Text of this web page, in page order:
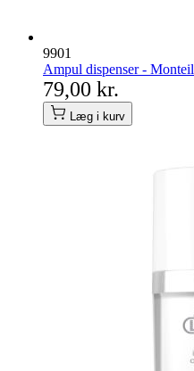
9901
Ampul dispenser - Monteil
79,00 kr.
Læg i kurv